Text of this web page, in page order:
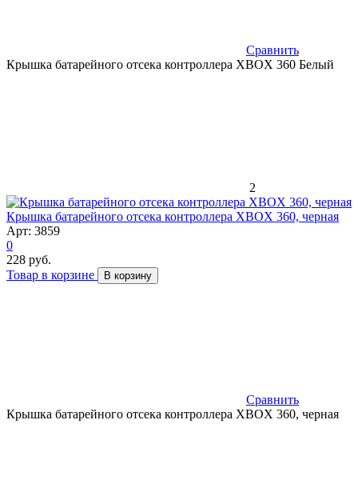
Сравнить
Крышка батарейного отсека контроллера XBOX 360 Белый
2
Крышка батарейного отсека контроллера XBOX 360, черная
Арт: 3859
0
228 руб.
Товар в корзине
В корзину
Сравнить
Крышка батарейного отсека контроллера XBOX 360, черная